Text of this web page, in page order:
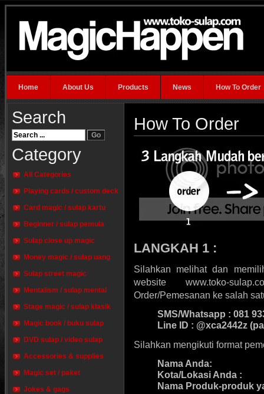
Home About Us Products News How To Order
Search
Category
All Categories
Playing cards / custom deck
Card magic / sulap kartu
Beginner / sulap pemula
Sulap close up magic
Money magic / sulap uang
Sulap street magic
Mentalism / sulap mental
Stage magic / sulap klasik
Magic book / buku sulap
DVD sulap / video sulap
Accessories & supplies
Magic set / paket
Jokes & gags
How To Order
LANGKAH 1 :
Silahkan melihat dan
website www.toko-
Order/Pemesanan ke salah
SMS/Whatsapp : 081
Line ID : @xca2442z
Silahkan mengikuti format
Nama Anda:
Kota/Lokasi Anda :
Nama Produk-produk